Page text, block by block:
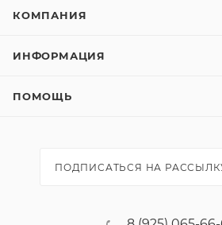
КОМПАНИЯ
ИНФОРМАЦИЯ
ПОМОЩЬ
ПОДПИСАТЬСЯ НА